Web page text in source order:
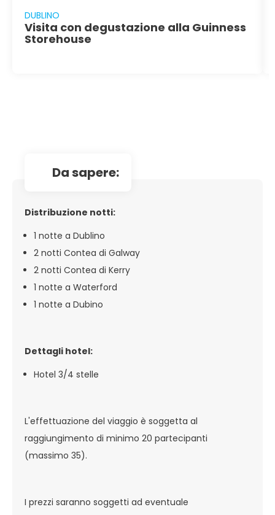
DUBLINO
Visita con degustazione alla Guinness
Storehouse
da sapere:
Distribuzione notti:
1 notte a Dublino
2 notti Contea di Galway
2 notti Contea di Kerry
1 notte a Waterford
1 notte a Dubino
Dettagli hotel:
Hotel 3/4 stelle
L'effettuazione del viaggio è soggetta al
raggiungimento di minimo 20 partecipanti
(massimo 35).
I prezzi saranno soggetti ad eventuale